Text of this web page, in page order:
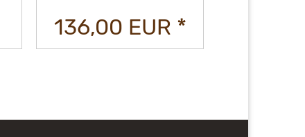
136,00 EUR *